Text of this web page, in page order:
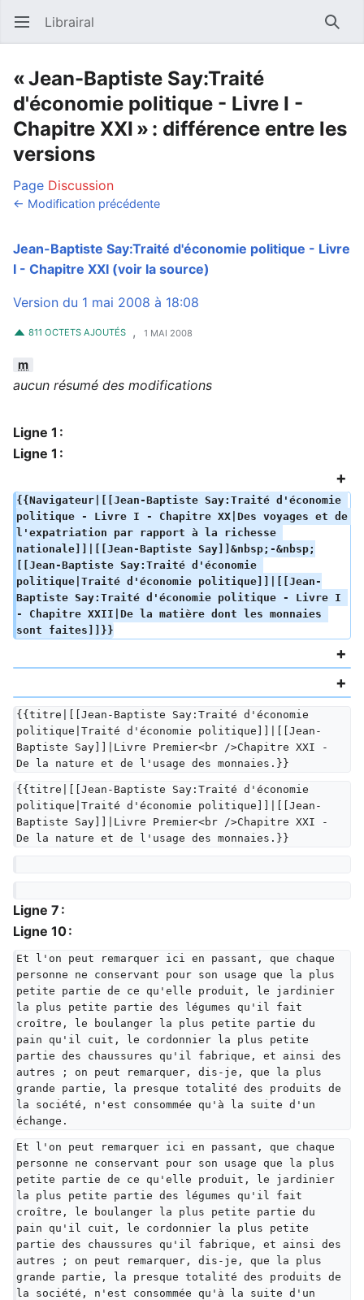
Ouvrir le menu principal Librairal
« Jean-Baptiste Say:Traité
d'économie politique - Livre I -
Chapitre XXI » : différence entre les
versions
Page Discussion
← Modification précédente
Jean-Baptiste Say:Traité d'économie politique - Livre
I - Chapitre XXI (voir la source)
Version du 1 mai 2008 à 18:08
811 OCTETS AJOUTÉS , 1 MAI 2008
m
aucun résumé des modifications
Ligne 1 :
Ligne 1 :
{{Navigateur|[[Jean-Baptiste Say:Traité d'économie
politique - Livre I - Chapitre XX|Des voyages et de
l'expatriation par rapport à la richesse
nationale]]|[[Jean-Baptiste Say]]&nbsp;-&nbsp;
[[Jean-Baptiste Say:Traité d'économie
politique|Traité d'économie politique]]|[[Jean-
Baptiste Say:Traité d'économie politique - Livre I
- Chapitre XXII|De la matière dont les monnaies
sont faites]]}}
{{titre|[[Jean-Baptiste Say:Traité d'économie
politique|Traité d'économie politique]]|[[Jean-
Baptiste Say]]|Livre Premier<br />Chapitre XXI -
De la nature et de l'usage des monnaies.}}
{{titre|[[Jean-Baptiste Say:Traité d'économie
politique|Traité d'économie politique]]|[[Jean-
Baptiste Say]]|Livre Premier<br />Chapitre XXI -
De la nature et de l'usage des monnaies.}}
Ligne 7 :
Ligne 10 :
Et l'on peut remarquer ici en passant, que chaque
personne ne conservant pour son usage que la plus
petite partie de ce qu'elle produit, le jardinier
la plus petite partie des légumes qu'il fait
croître, le boulanger la plus petite partie du
pain qu'il cuit, le cordonnier la plus petite
partie des chaussures qu'il fabrique, et ainsi des
autres ; on peut remarquer, dis-je, que la plus
grande partie, la presque totalité des produits de
la société, n'est consommée qu'à la suite d'un
échange.
Et l'on peut remarquer ici en passant, que chaque
personne ne conservant pour son usage que la plus
petite partie de ce qu'elle produit, le jardinier
la plus petite partie des légumes qu'il fait
croître, le boulanger la plus petite partie du
pain qu'il cuit, le cordonnier la plus petite
partie des chaussures qu'il fabrique, et ainsi des
autres ; on peut remarquer, dis-je, que la plus
grande partie, la presque totalité des produits de
la société, n'est consommée qu'à la suite d'un